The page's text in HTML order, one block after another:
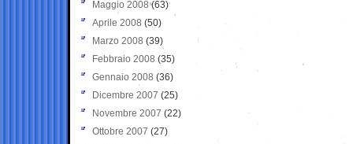
Maggio 2008(63)
Aprile 2008 (50)
Marzo 2008 (39)
Febbraio 2008 (35)
Gennaio 2008 (36)
Dicembre 2007 (25)
Novembre 2007 (22)
Ottobre 2007 (27)